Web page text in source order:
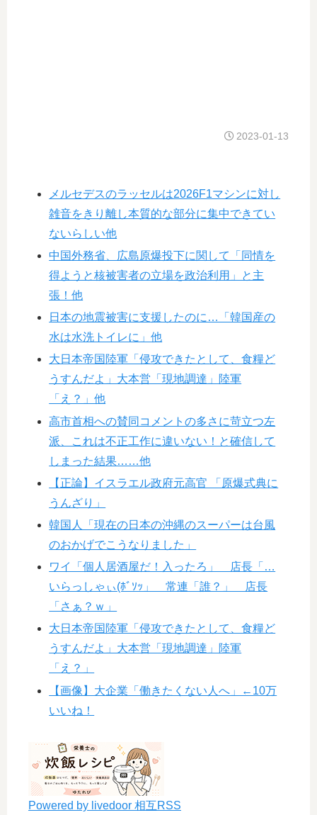
2023-01-13
メルセデスのラッセルは2026F1マシンに対し
雑音をきり離し本質的な部分に集中できてい
ないらしい他
中国外務省、広島原爆投下に関して「同情を
得ようと核被害者の立場を政治利用」と主
張！他
日本の地震被害に支援したのに…「韓国産の
水は水洗トイレに」他
大日本帝国陸軍「侵攻できたとして、食糧ど
うすんだよ」大本営「現地調達」陸軍
「え？」他
高市首相への賛同コメントの多さに苛立つ左
派、これは不正工作に違いない！と確信して
しまった結果……他
【正論】イスラエル政府元高官 「原爆式典に
うんざり」
韓国人「現在の日本の沖縄のスーパーは台風
のおかげでこうなりました」
ワイ「個人居酒屋だ！入ったろ」 店長「…
いらっしゃぃ(ﾎﾞｿｯ」 常連「誰？」 店長
「さぁ？ｗ」
大日本帝国陸軍「侵攻できたとして、食糧ど
うすんだよ」大本営「現地調達」陸軍
「え？」
【画像】大企業「働きたくない人へ」←10万
いいね！
Powered by livedoor 相互RSS